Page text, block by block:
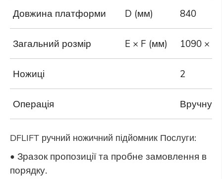
Довжина платформи D (мм) 840
Загальний розмір E × F (мм) 1090 ×
Ножиці 2
Операція Вручну
DFLIFT ручний ножичний підйомник Послуги:
• Зразок пропозиції та пробне замовлення в
порядку.